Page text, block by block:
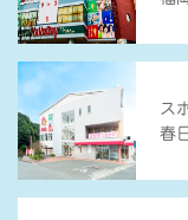
ス
春